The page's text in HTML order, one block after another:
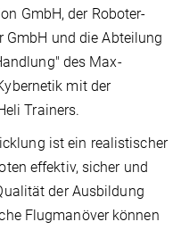
GmbH, der Roboter-
GmbH und die Abteilung
des Max-
mit der
Trainers.
ist ein realistischer
effektiv, sicher und
der Ausbildung
Flugmanöver können